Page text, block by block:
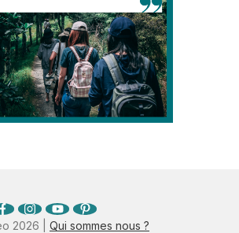
2026 | Qui sommes nous ?